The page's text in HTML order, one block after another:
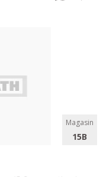
Magasin
15B